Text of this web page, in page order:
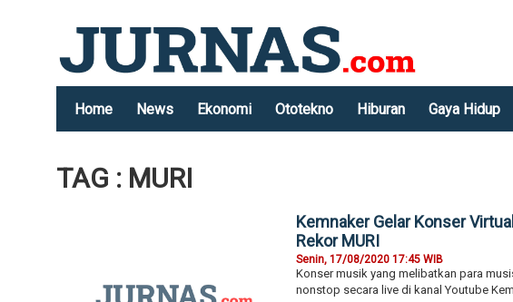
Home News Ekonomi Ototekno Hiburan Gaya Hidup
TAG : MURI
Kemnaker Gelar Konser
Rekor MURI
Senin, 17/08/2020 17:45 WIB
Konser musik yang melibatkan para
nonstop secara live di kanal Youtube